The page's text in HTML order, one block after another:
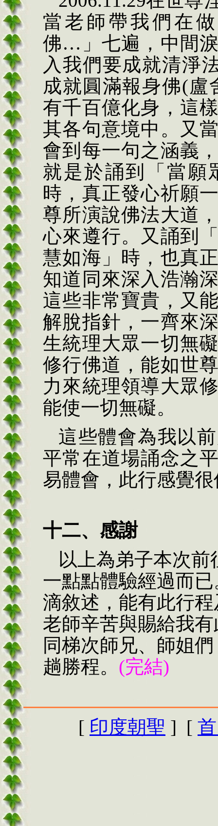
當老師帶我們在
佛…」七遍，中間
入我們要成就清淨
成就圓滿報身佛(盧
有千百億化身，這
其各句意境中。又
會到每一句之涵義
就是於誦到「當願
時，真正發心祈願
尊所演說佛法大道
心來遵行。又誦到
慧如海」時，也真
知道同來深入浩瀚
這些非常寶貴，又
解脫指針，一齊來
生統理大眾一切無
修行佛道，能如世
力來統理領導大眾
能使一切無礙。
這些體會為我以
平常在道場誦念之
易體會，此行感覺
十二、感謝
以上為弟子本次
一點點體驗經過而
滴敘述，能有此行
老師辛苦與賜給我
同梯次師兄、師姐
趟勝程。 (完結)
[ 印度朝聖 ] [